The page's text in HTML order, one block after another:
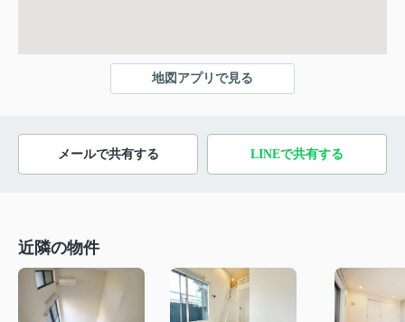
地図アプリで見る
メールで共有する LINEで共有する
近隣の物件